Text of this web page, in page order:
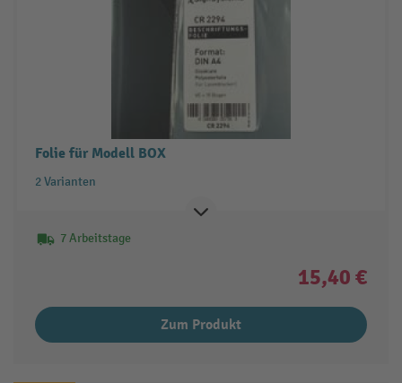
Folie für Modell BOX
2 Varianten
7 Arbeitstage
15,40 €
Zum Produkt